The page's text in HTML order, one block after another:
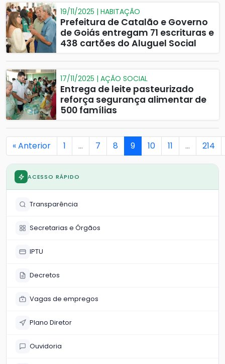
19/11/2025 | HABITAÇÃO
Prefeitura de Catalão e Governo
de Goiás entregam 71 escrituras e
438 cartões do Aluguel Social
17/11/2025 | AÇÃO SOCIAL
Entrega de leite pasteurizado
reforça segurança alimentar de
500 famílias
« Anterior 1 … 7 8 9 10 11 … 214
ACESSO RÁPIDO
Transparência
Secretarias e Órgãos
IPTU
Decretos
Vagas de empregos
Plano Diretor
Ouvidoria